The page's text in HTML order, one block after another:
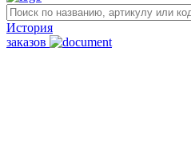
История
заказов